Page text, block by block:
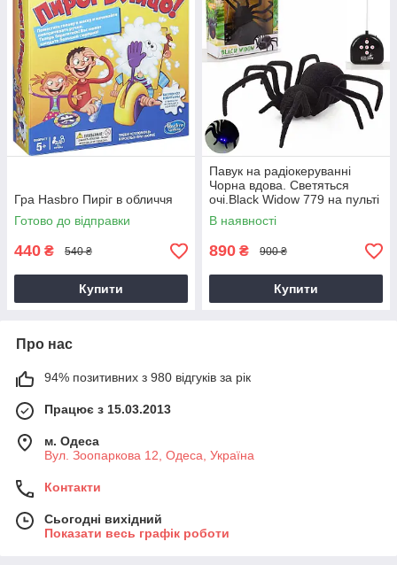
Гра Hasbro Пиріг в обличчя
Готово до відправки
440 ₴ 540 ₴
Купити
Павук на радіокеруванні
Чорна вдова. Светяться
очі.Black Widow 779 на пульті
управління.
В наявності
890 ₴ 900 ₴
Купити
Про нас
94% позитивних з 980 відгуків за рік
Працює з 15.03.2013
м. Одеса
Вул. Зоопаркова 12, Одеса, Україна
Контакти
Сьогодні вихідний
Показати весь графік роботи